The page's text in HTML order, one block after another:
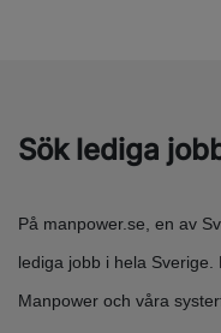
Sök lediga
På manpower.se, en av
lediga jobb i hela
Manpower och våra